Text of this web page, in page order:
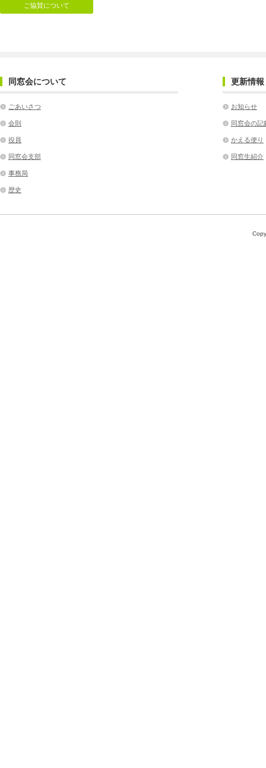
ご協賛について
同窓会について
ごあいさつ
会則
役員
同窓会支部
事務局
歴史
更新情報
お知らせ
同窓会の記
かえる便り
同窓生紹介